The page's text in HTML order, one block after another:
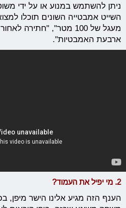
ניתן להשתמש במנוע או על ידי
השייט אמבטייה השונים תוכלו
מעגל של 100 מטר", "חתירה
ארבעת האמבטיות".
2. מי יפיל את העמוד?
הענף הזה מגיע אלינו הישר מיפן,